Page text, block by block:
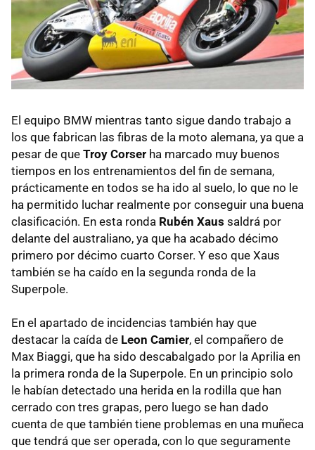
El equipo BMW mientras tanto sigue dando trabajo a
los que fabrican las fibras de la moto alemana, ya que a
pesar de que Troy Corser ha marcado muy buenos
tiempos en los entrenamientos del fin de semana,
prácticamente en todos se ha ido al suelo, lo que no le
ha permitido luchar realmente por conseguir una buena
clasificación. En esta ronda Rubén Xaus saldrá por
delante del australiano, ya que ha acabado décimo
primero por décimo cuarto Corser. Y eso que Xaus
también se ha caído en la segunda ronda de la
Superpole.
En el apartado de incidencias también hay que
destacar la caída de Leon Camier, el compañero de
Max Biaggi, que ha sido descabalgado por la Aprilia en
la primera ronda de la Superpole. En un principio solo
le habían detectado una herida en la rodilla que han
cerrado con tres grapas, pero luego se han dado
cuenta de que también tiene problemas en una muñeca
que tendrá que ser operada, con lo que seguramente